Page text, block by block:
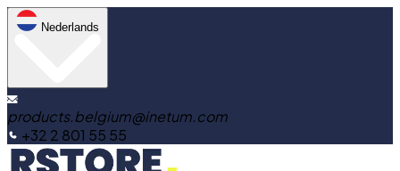
Nederlands
products.belgium@inetum.com
+32 2 801 55 55